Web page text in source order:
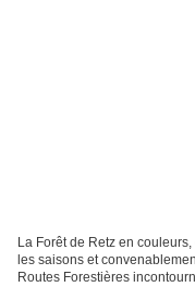
La Forêt de Retz en
les saisons et
Routes Forestières